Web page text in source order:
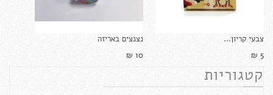
נצנצים באריזה
10 ₪‎
צבעי קריון...
5 ₪‎
קטגוריות